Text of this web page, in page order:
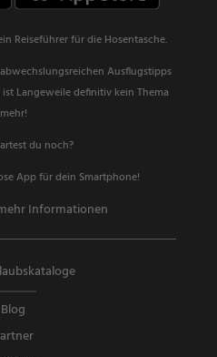
Reiseführer für die Hosentasche.
Ausflugstipps
Langeweile definitiv kein Thema
mehr!
du noch?
App für dein Smartphone!
Informationen
Blog